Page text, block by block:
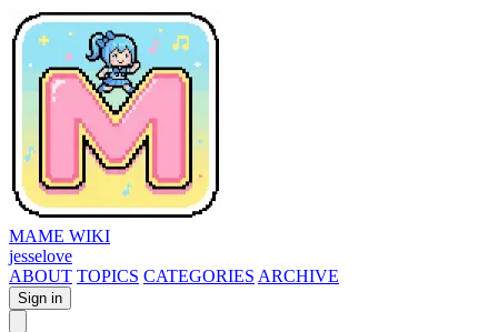
MAME WIKI
jesselove
ABOUT TOPICS CATEGORIES ARCHIVE
Sign in